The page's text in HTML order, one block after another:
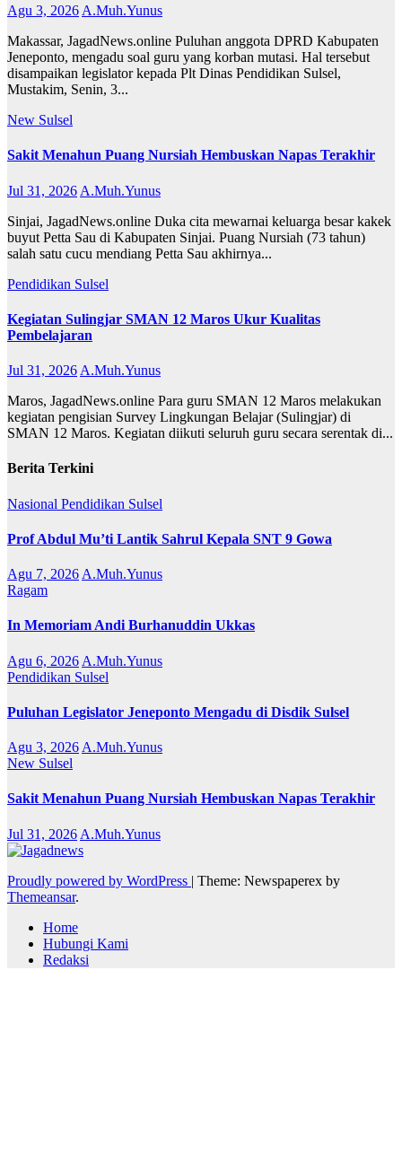
Agu 3, 2026 A.Muh.Yunus
Makassar, JagadNews.online Puluhan anggota DPRD Kabupaten
Jeneponto, mengadu soal guru yang korban mutasi. Hal tersebut
disampaikan legislator kepada Plt Dinas Pendidikan Sulsel,
Mustakim, Senin, 3...
New Sulsel
Sakit Menahun Puang Nursiah Hembuskan Napas Terakhir
Jul 31, 2026 A.Muh.Yunus
Sinjai, JagadNews.online Duka cita mewarnai keluarga besar kakek
buyut Petta Sau di Kabupaten Sinjai. Puang Nursiah (73 tahun)
salah satu cucu mendiang Petta Sau akhirnya...
Pendidikan Sulsel
Kegiatan Sulingjar SMAN 12 Maros Ukur Kualitas
Pembelajaran
Jul 31, 2026 A.Muh.Yunus
Maros, JagadNews.online Para guru SMAN 12 Maros melakukan
kegiatan pengisian Survey Lingkungan Belajar (Sulingjar) di
SMAN 12 Maros. Kegiatan diikuti seluruh guru secara serentak di...
Berita Terkini
Nasional Pendidikan Sulsel
Prof Abdul Mu’ti Lantik Sahrul Kepala SNT 9 Gowa
Agu 7, 2026 A.Muh.Yunus
Ragam
In Memoriam Andi Burhanuddin Ukkas
Agu 6, 2026 A.Muh.Yunus
Pendidikan Sulsel
Puluhan Legislator Jeneponto Mengadu di Disdik Sulsel
Agu 3, 2026 A.Muh.Yunus
New Sulsel
Sakit Menahun Puang Nursiah Hembuskan Napas Terakhir
Jul 31, 2026 A.Muh.Yunus
Proudly powered by WordPress | Theme: Newspaperex by
Themeansar.
Home
Hubungi Kami
Redaksi